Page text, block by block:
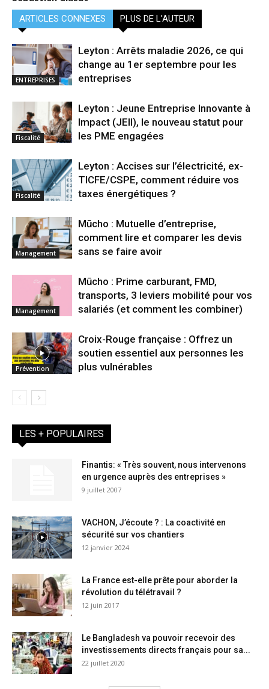
ARTICLES CONNEXES PLUS DE L'AUTEUR
ENTREPRISES
Leyton : Arrêts maladie 2026, ce qui
change au 1er septembre pour les
entreprises
Fiscalité
Leyton : Jeune Entreprise Innovante à
Impact (JEII), le nouveau statut pour
les PME engagées
Fiscalité
Leyton : Accises sur l’électricité, ex-
TICFE/CSPE, comment réduire vos
taxes énergétiques ?
Management
Mūcho : Mutuelle d’entreprise,
comment lire et comparer les devis
sans se faire avoir
Management
Mūcho : Prime carburant, FMD,
transports, 3 leviers mobilité pour vos
salariés (et comment les combiner)
Prévention
Croix-Rouge française : Offrez un
soutien essentiel aux personnes les
plus vulnérables
LES + POPULAIRES
Finantis: « Très souvent, nous intervenons
en urgence auprès des entreprises »
9 juillet 2007
VACHON, J’écoute ? : La coactivité en
sécurité sur vos chantiers
12 janvier 2024
La France est-elle prête pour aborder la
révolution du télétravail ?
12 juin 2017
Le Bangladesh va pouvoir recevoir des
investissements directs français pour sa...
22 juillet 2020